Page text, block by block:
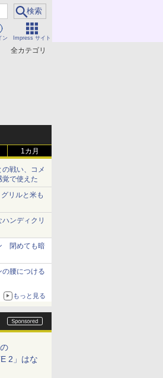
ン Impress サイト
全カテゴリ
1カ月
の戦い、コメ
で使えた
リルと米も
ンディクリ
閉めても暗
の腰につける
もっと見る
2」はな